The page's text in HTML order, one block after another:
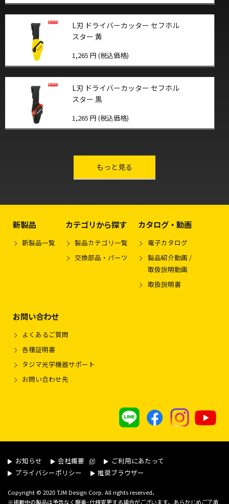
L刃 ドライバーカッター セフホル
スター 黄
1,265 円 (税込価格)
L刃 ドライバーカッター セフホル
スター 黒
1,265 円 (税込価格)
もっと見る
新製品
新製品一覧
カテゴリから探す
製品カテゴリ一覧
交換部品・パーツ
カタログ・動画
電子カタログ
製品紹介動画 /
取扱説明動画
取扱説明書
お問い合わせ
よくあるご質問
各種証明書
タジマ光学機器サポート
お問い合わせ先
お知らせ 会社概要
ご利用にあたって
プライバシーポリシー
推奨ブラウザー
Copyright © 2020 TJM Design Corp. All rights reserved.
※掲載中の製品は予告なく廃番･仕様変更する場合がございます。あらかじめご了承